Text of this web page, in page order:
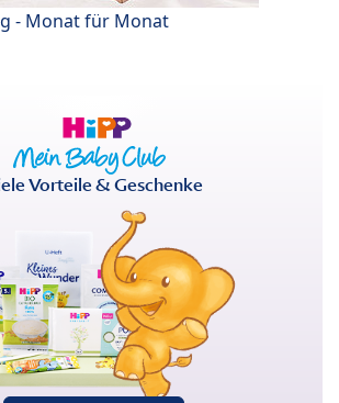
- Monat für Monat
Vorteile & Geschenke